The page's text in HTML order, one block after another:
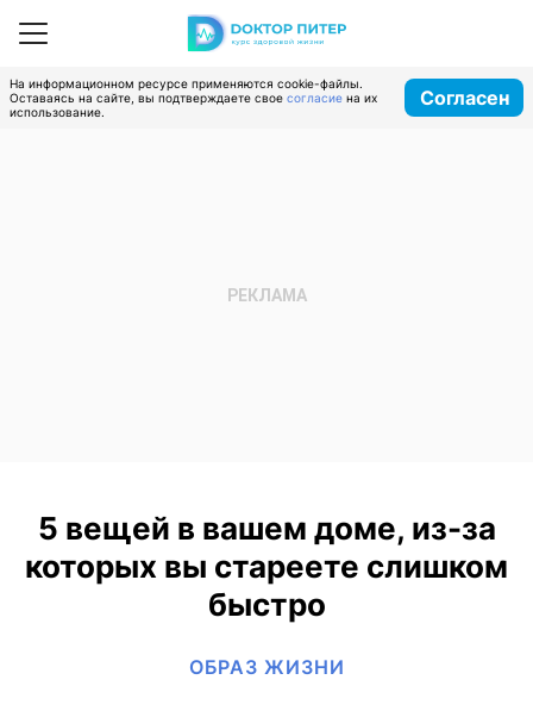
На информационном ресурсе применяются cookie-файлы.
Оставаясь на сайте, вы подтверждаете свое согласие на их
использование.
Согласен
5 вещей в вашем доме, из-за
которых вы стареете слишком
быстро
ОБРАЗ ЖИЗНИ